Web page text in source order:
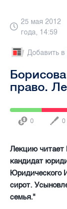
25 мая 2012
года, 14:59
Добавить в
право.
0 0
Лекцию читает
кандидат
Юридического
сирот.
семья."